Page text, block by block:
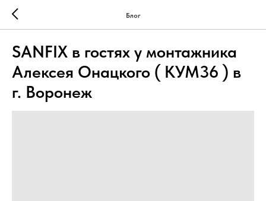
Блог
SANFIX в гостях у монтажника
Алексея Онацкого ( КУМ36 ) в
г. Воронеж